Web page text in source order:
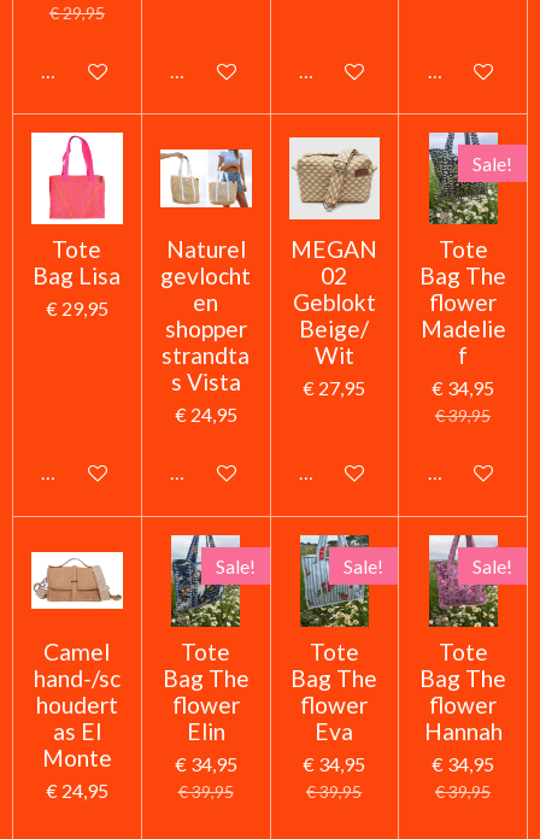
€ 29,95
In winkelwagen In winkelwagen In winkelwagen In
Tote
Bag Lisa
€ 29,95
In winkelwagen
Naturel
gevlocht
en
shopper
strandta
s Vista
€ 24,95
In winkelwagen
MEGAN
02
Geblokt
Beige/
Wit
€ 27,95
In winkelwagen
Sale!
Tote
Bag The
flower
Madelie
f
€ 34,95
€ 39,95
In
Camel
hand-/sc
houdert
as El
Monte
€ 24,95
Sale!
Tote
Bag The
flower
Elin
€ 34,95
€ 39,95
Sale!
Tote
Bag The
flower
Eva
€ 34,95
€ 39,95
Sale!
Tote
Bag The
flower
Hannah
€ 34,95
€ 39,95